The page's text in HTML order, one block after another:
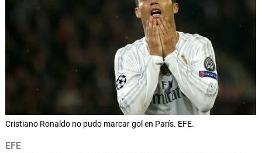
Cristiano Ronaldo no pudo marcar gol en París. EFE.
EFE